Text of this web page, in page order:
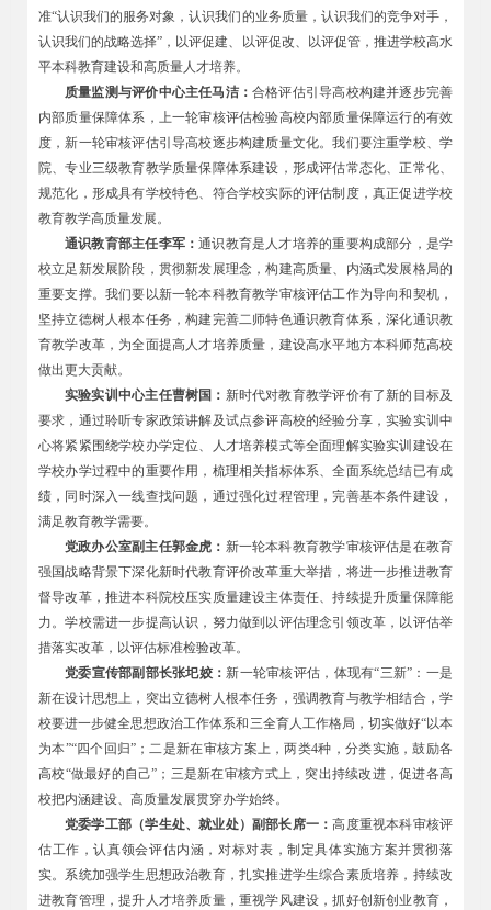
准“认识我们的服务对象，认识我们的业务质量，认识我们的竞争对手，
认识我们的战略选择”，以评促建、以评促改、以评促管，推进学校高水
平本科教育建设和高质量人才培养。
质量监测与评价中心主任马洁： 合格评估引导高校构建并逐步完善
内部质量保障体系，上一轮审核评估检验高校内部质量保障运行的有效
度，新一轮审核评估引导高校逐步构建质量文化。我们要注重学校、学
院、专业三级教育教学质量保障体系建设，形成评估常态化、正常化、
规范化，形成具有学校特色、符合学校实际的评估制度，真正促进学校
教育教学高质量发展。
通识教育部主任李军：通识教育是人才培养的重要构成部分，是学
校立足新发展阶段，贯彻新发展理念，构建高质量、内涵式发展格局的
重要支撑。我们要以新一轮本科教育教学审核评估工作为导向和契机，
坚持立德树人根本任务，构建完善二师特色通识教育体系，深化通识教
育教学改革，为全面提高人才培养质量，建设高水平地方本科师范高校
做出更大贡献。
实验实训中心主任曹树国： 新时代对教育教学评价有了新的目标及
要求，通过聆听专家政策讲解及试点参评高校的经验分享，实验实训中
心将紧紧围绕学校办学定位、人才培养模式等全面理解实验实训建设在
学校办学过程中的重要作用，梳理相关指标体系、全面系统总结已有成
绩，同时深入一线查找问题，通过强化过程管理，完善基本条件建设，
满足教育教学需要。
党政办公室副主任郭金虎： 新一轮本科教育教学审核评估是在教育
强国战略背景下深化新时代教育评价改革重大举措，将进一步推进教育
督导改革，推进本科院校压实质量建设主体责任、持续提升质量保障能
力。学校需进一步提高认识，努力做到以评估理念引领改革，以评估举
措落实改革，以评估标准检验改革。
党委宣传部副部长张圯姣： 新一轮审核评估，体现有“三新”：一是
新在设计思想上，突出立德树人根本任务，强调教育与教学相结合，学
校要进一步健全思想政治工作体系和三全育人工作格局，切实做好“以本
为本”“四个回归”；二是新在审核方案上，两类4种，分类实施，鼓励各
高校“做最好的自己”；三是新在审核方式上，突出持续改进，促进各高
校把内涵建设、高质量发展贯穿办学始终。
党委学工部（学生处、就业处）副部长席一：高度重视本科审核评
估工作，认真领会评估内涵，对标对表，制定具体实施方案并贯彻落
实。系统加强学生思想政治教育，扎实推进学生综合素质培养，持续改
进教育管理，提升人才培养质量，重视学风建设，抓好创新创业教育，